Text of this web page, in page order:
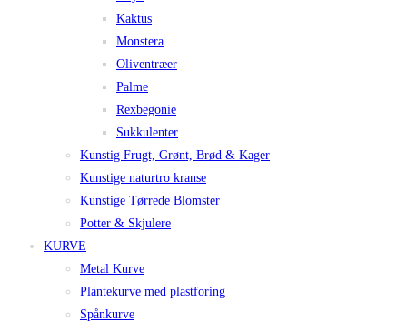
Kaktus
Monstera
Oliventræer
Palme
Rexbegonie
Sukkulenter
Kunstig Frugt, Grønt, Brød & Kager
Kunstige naturtro kranse
Kunstige Tørrede Blomster
Potter & Skjulere
KURVE
Metal Kurve
Plantekurve med plastforing
Spånkurve